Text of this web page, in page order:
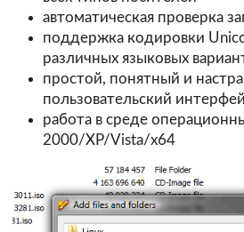
автоматическая проверка
поддержка кодировки
различных языковых
простой, понятный и
пользовательский
работа в среде
2000/XP/Vista/х64